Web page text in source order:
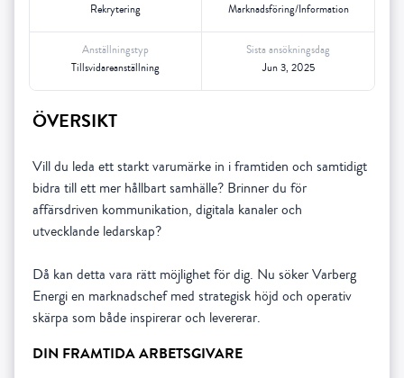
Rekrytering
Marknadsföring/Information
Tillsvidareanställning
Anställningstyp
Jun 3, 2025
Sista ansökningsdag
ÖVERSIKT
Vill du leda ett starkt varumärke in i framtiden och samtidigt
bidra till ett mer hållbart samhälle? Brinner du för
affärsdriven kommunikation, digitala kanaler och
utvecklande ledarskap?
Då kan detta vara rätt möjlighet för dig. Nu söker Varberg
Energi en marknadschef med strategisk höjd och operativ
skärpa som både inspirerar och levererar.
DIN FRAMTIDA ARBETSGIVARE